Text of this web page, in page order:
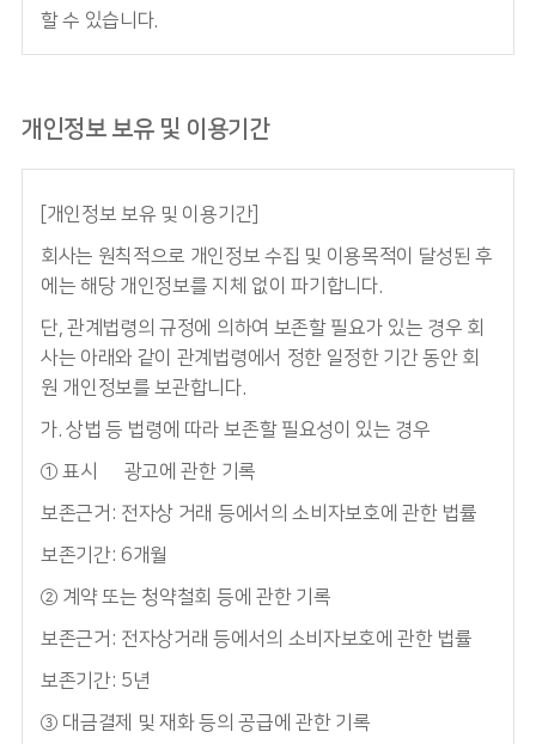
할 수 있습니다.
개인정보 보유 및 이용기간
[개인정보 보유 및 이용기간]
회사는 원칙적으로 개인정보 수집 및 이용목적이 달성된 후
에는 해당 개인정보를 지체 없이 파기합니다.
단, 관계법령의 규정에 의하여 보존할 필요가 있는 경우 회
사는 아래와 같이 관계법령에서 정한 일정한 기간 동안 회
원 개인정보를 보관합니다.
가. 상법 등 법령에 따라 보존할 필요성이 있는 경우
① 표시 • 광고에 관한 기록
보존근거: 전자상 거래 등에서의 소비자보호에 관한 법률
보존기간: 6개월
② 계약 또는 청약철회 등에 관한 기록
보존근거: 전자상거래 등에서의 소비자보호에 관한 법률
보존기간: 5년
③ 대금결제 및 재화 등의 공급에 관한 기록